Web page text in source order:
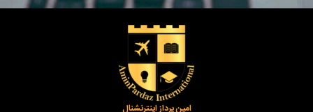
امین پرداز اینترنشنال